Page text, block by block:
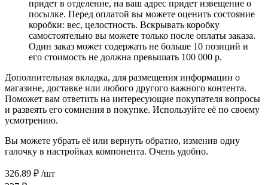
придет в отделение, на ваш адрес придет извещение о
посылке. Перед оплатой вы можете оценить состояние
коробки: вес, целостность. Вскрывать коробку
самостоятельно вы можете только после оплаты заказа.
Один заказ может содержать не больше 10 позиций и
его стоимость не должна превышать 100 000 р.
Дополнительная вкладка, для размещения информации о
магазине, доставке или любого другого важного контента.
Поможет вам ответить на интересующие покупателя вопросы
и развеять его сомнения в покупке. Используйте её по своему
усмотрению.
Вы можете убрать её или вернуть обратно, изменив одну
галочку в настройках компонента. Очень удобно.
326.89 ₽ /шт